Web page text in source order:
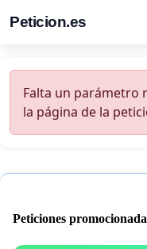
Peticion.es
Falta un parámetro
la página de la
Peticiones